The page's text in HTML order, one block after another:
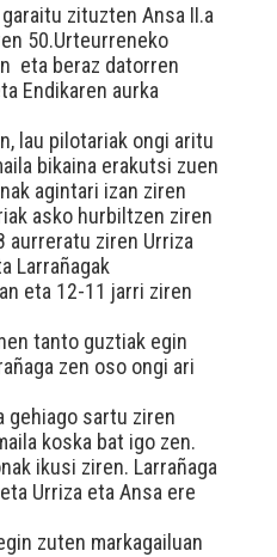
zituzten Ansa II.a
50.Urteurreneko
eta beraz datorren
Endikaren aurka
lau pilotariak ongi aritu
bikaina erakutsi zuen
agintari izan ziren
asko hurbiltzen ziren
aurreratu ziren Urriza
Larrañagak
eta 12-11 jarri ziren
tanto guztiak egin
zen oso ongi ari
gehiago sartu ziren
koska bat igo zen.
ikusi ziren. Larrañaga
Urriza eta Ansa ere
zuten markagailuan